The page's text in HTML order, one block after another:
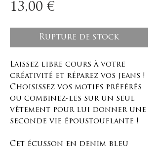
13,00 €Prix
Rupture de stock
Laissez libre cours à votre
créativité et réparez vos jeans !
Choisissez vos motifs préférés
ou combinez-les sur un seul
vêtement pour lui donner une
seconde vie époustouflante !
Cet écusson en denim bleu